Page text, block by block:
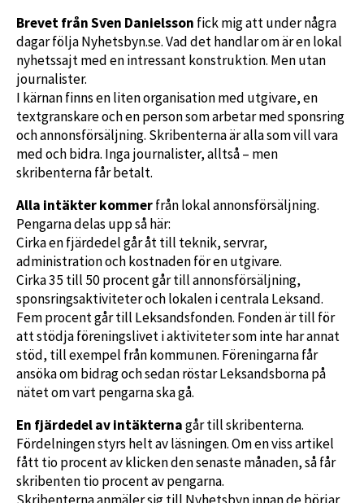
Brevet från Sven Danielsson fick mig att under några
dagar följa Nyhetsbyn.se. Vad det handlar om är en lokal
nyhetssajt med en intressant konstruktion. Men utan
journalister.
I kärnan finns en liten organisation med utgivare, en
textgranskare och en person som arbetar med sponsring
och annonsförsäljning. Skribenterna är alla som vill vara
med och bidra. Inga journalister, alltså – men
skribenterna får betalt.
Alla intäkter kommerfrån lokal annonsförsäljning.
Pengarna delas upp så här:
Cirka en fjärdedel går åt till teknik, servrar,
administration och kostnaden för en utgivare.
Cirka 35 till 50 procent går till annonsförsäljning,
sponsringsaktiviteter och lokalen i centrala Leksand.
Fem procent går till Leksandsfonden. Fonden är till för
att stödja föreningslivet i aktiviteter som inte har annat
stöd, till exempel från kommunen. Föreningarna får
ansöka om bidrag och sedan röstar Leksandsborna på
nätet om vart pengarna ska gå.
En fjärdedel av intäkternagår till skribenterna.
Fördelningen styrs helt av läsningen. Om en viss artikel
fått tio procent av klicken den senaste månaden, så får
skribenten tio procent av pengarna.